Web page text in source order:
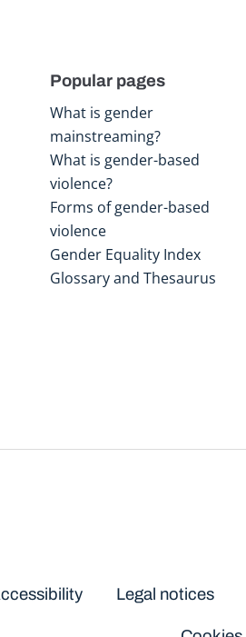
Popular pages
What is gender
mainstreaming?
What is gender-based
violence?
Forms of gender-based
violence
Gender Equality Index
Glossary and Thesaurus
Legal notices